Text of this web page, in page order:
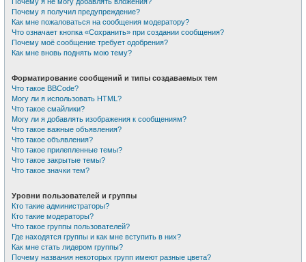
Почему я получил предупреждение?
Как мне пожаловаться на сообщения модератору?
Что означает кнопка «Сохранить» при создании сообщения?
Почему моё сообщение требует одобрения?
Как мне вновь поднять мою тему?
Форматирование сообщений и типы создаваемых тем
Что такое BBCode?
Могу ли я использовать HTML?
Что такое смайлики?
Могу ли я добавлять изображения к сообщениям?
Что такое важные объявления?
Что такое объявления?
Что такое прилепленные темы?
Что такое закрытые темы?
Что такое значки тем?
Уровни пользователей и группы
Кто такие администраторы?
Кто такие модераторы?
Что такое группы пользователей?
Где находятся группы и как мне вступить в них?
Как мне стать лидером группы?
Почему названия некоторых групп имеют разные цвета?